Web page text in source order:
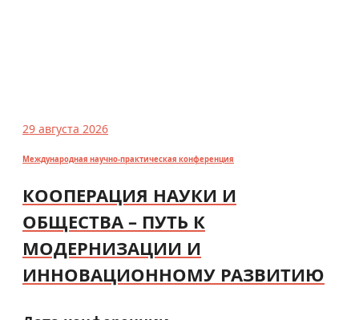
29 августа 2026
Международная научно-практическая конференция
КООПЕРАЦИЯ НАУКИ И
ОБЩЕСТВА – ПУТЬ К
МОДЕРНИЗАЦИИ И
ИННОВАЦИОННОМУ РАЗВИТИЮ